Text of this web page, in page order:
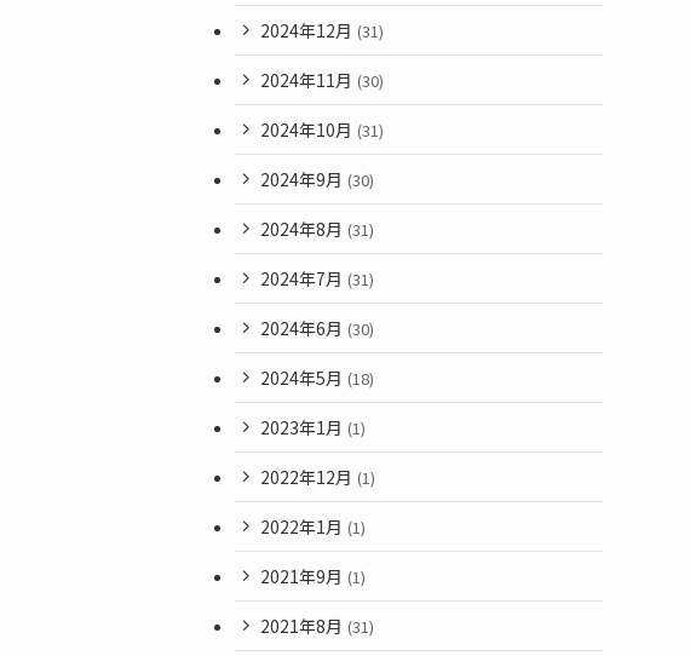
2024年12月 (31)
2024年11月 (30)
2024年10月 (31)
2024年9月 (30)
2024年8月 (31)
2024年7月 (31)
2024年6月 (30)
2024年5月 (18)
2023年1月 (1)
2022年12月 (1)
2022年1月 (1)
2021年9月 (1)
2021年8月 (31)